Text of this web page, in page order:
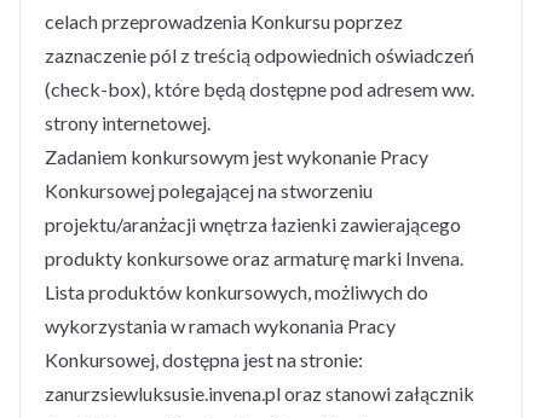
celach przeprowadzenia Konkursu poprzez
zaznaczenie pól z treścią odpowiednich oświadczeń
(check-box), które będą dostępne pod adresem ww.
strony internetowej.
Zadaniem konkursowym jest wykonanie Pracy
Konkursowej polegającej na stworzeniu
projektu/aranżacji wnętrza łazienki zawierającego
produkty konkursowe oraz armaturę marki Invena.
Lista produktów konkursowych, możliwych do
wykorzystania w ramach wykonania Pracy
Konkursowej, dostępna jest na stronie:
zanurzsiewluksusie.invena.pl oraz stanowi załącznik